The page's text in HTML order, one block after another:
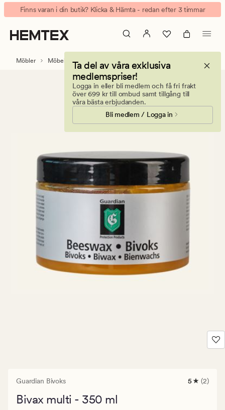
Guardian
Bivoks
bivax
multi
Animerad
banner.
Klicka
på
Finns varan i din butik? Klicka & Hämta - redan efter 3 timmar
Ta del av våra exklusiva
medlemspriser!
Logga in eller bli medlem och få fri frakt
över 699 kr till ombud samt tillgång till
våra bästa erbjudanden.
Bli medlem / Logga in
Möbler Möbelvård
Guardian Bivoks
2
5 (2)
Bivax multi - 350 ml